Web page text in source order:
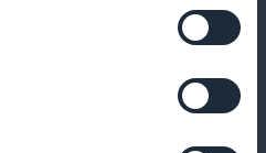
manter as sessões novas